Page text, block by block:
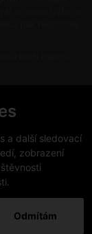
a další sledovací
zobrazení
Odmítám
vyhrazena.